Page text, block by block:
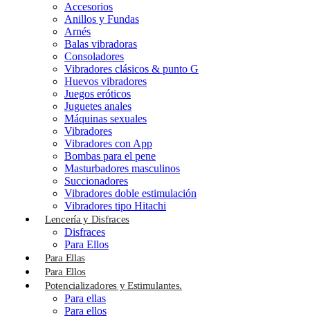
Accesorios
Anillos y Fundas
Arnés
Balas vibradoras
Consoladores
Vibradores clásicos & punto G
Huevos vibradores
Juegos eróticos
Juguetes anales
Máquinas sexuales
Vibradores
Vibradores con App
Bombas para el pene
Masturbadores masculinos
Succionadores
Vibradores doble estimulación
Vibradores tipo Hitachi
Lencería y Disfraces
Disfraces
Para Ellos
Para Ellas
Para Ellos
Potencializadores y Estimulantes.
Para ellas
Para ellos